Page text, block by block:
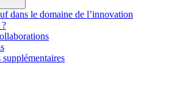
dans le domaine de l’innovation
supplémentaires